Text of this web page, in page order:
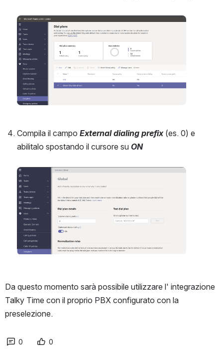
Open
Compila il campo External dialing prefix (es. 0) e
abilitalo spostando il cursore su ON
Open
Da questo momento sarà possibile utilizzare l' integrazione
Talky Time con il proprio PBX configurato con la
preselezione.
0 0